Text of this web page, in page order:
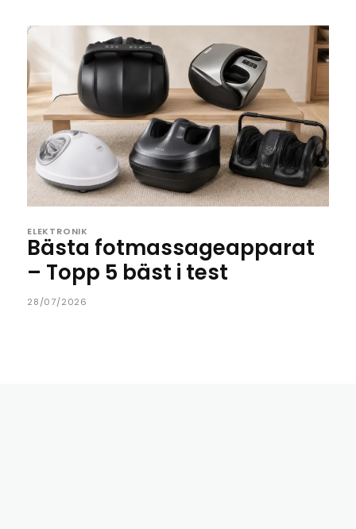
ELEKTRONIK
Bästa fotmassageapparat
– Topp 5 bäst i test
28/07/2026